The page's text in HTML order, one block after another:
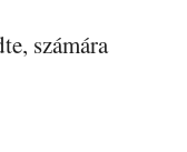
számára